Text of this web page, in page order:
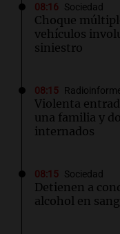
08:16 Sociedad
Choque
vehículos
siniestro
08:15
Violenta
una familia y
internados
08:15 Sociedad
Detienen a
alcohol en